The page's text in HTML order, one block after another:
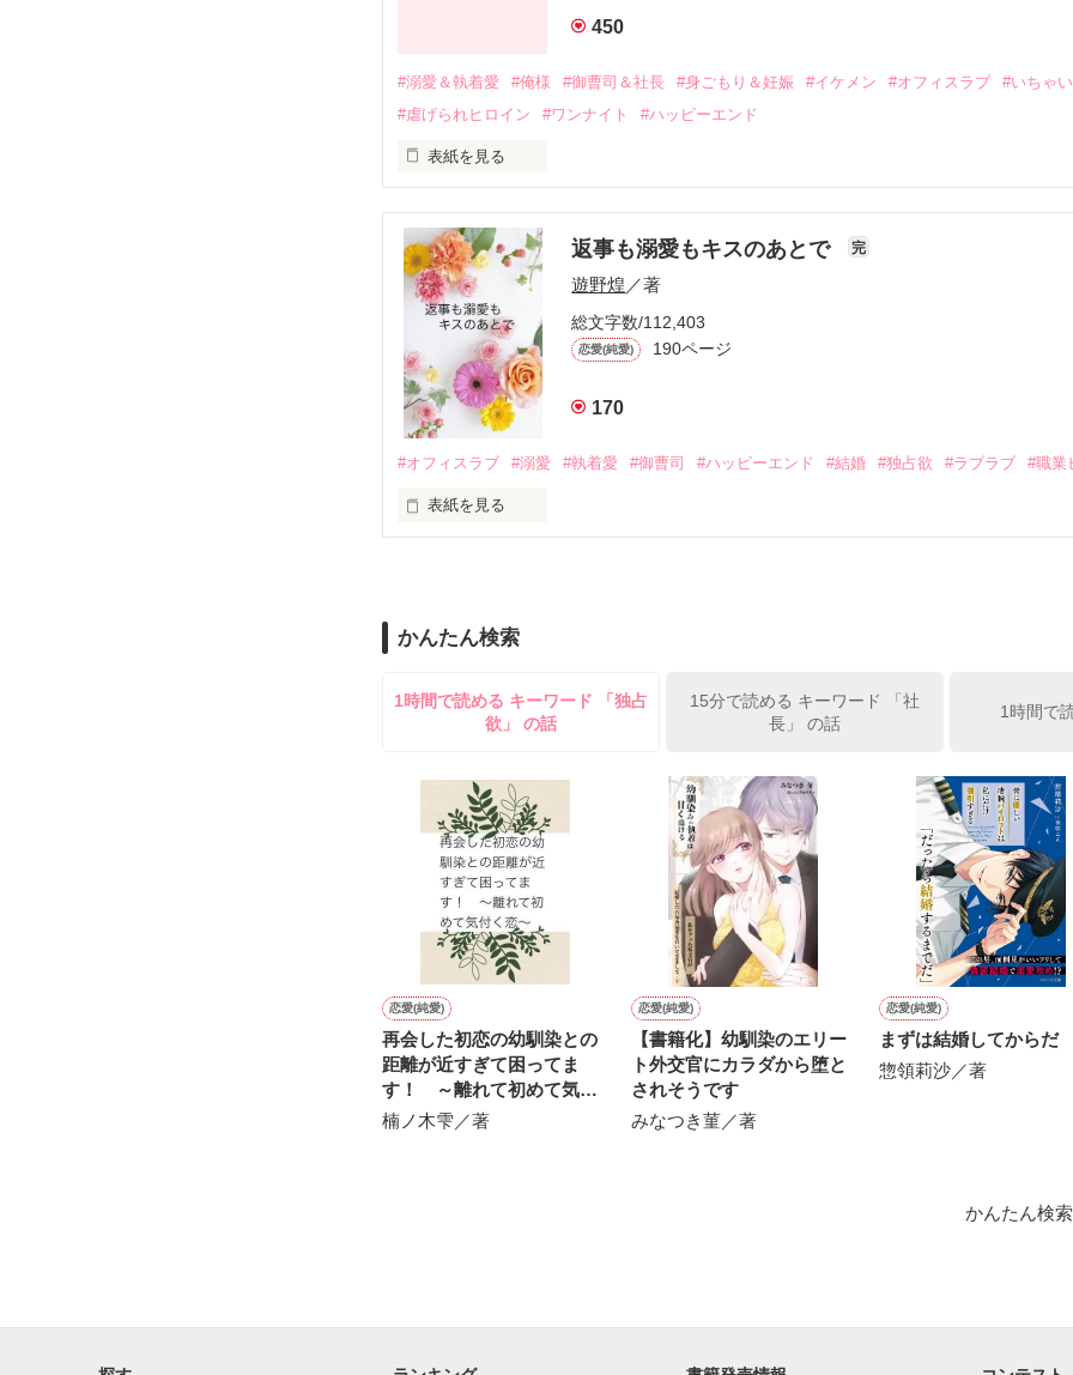
そして、ひょんなことから
酔った勢いで一夜を共にしてしまった。
さらに、美桜が初めてだと知った哲平は
『責任をとる、結婚しよう』と真っ直ぐに告げてきた。
甘やかしてくる。
そんなある日、哲平は美桜がストーカー被害に
遭っていることを知る。
美桜を守るため、哲平は同居を提案してきて――。
夏木美桜(なつきみお)
✕
鳴海哲平 (なるみてっぺい)
止まっていたはずの二人の時間が、再び動き出す。
作品を読む
450
#溺愛＆執着愛 #俺様 #御曹司＆社長 #身ごもり＆妊娠 #イケメン #オフィスラブ
#いちゃ
#虐げられヒロイン
#ワンナイト #ハッピーエンド
表紙を見る
ろ、日本人美青年と出会い、酒の勢いもあり一夜限りの関係となる。
帰国後、美桜は新しい職場でワンナイトした美青年と再会。なんと彼の正体は、とあ
も関わらず、一族を離れて起業した新進気鋭の実業家、社内でも冷徹だと評判な社長
人だったのだ――！
なぜか恭司から飼い猫の世話係を命じられた美桜は、猫の世話を口実にしばしば呼び
返事も溺愛もキスのあとで 完
遊野煌／著
総文字数/112,403
恋愛(純愛) 190ページ
170
#オフィスラブ #溺愛 #執着愛 #御曹司 #ハッピーエンド #結婚 #独占欲 #ラブラブ #職業
表紙を見る
雪瀬鷹哉（29）が『──俺と結婚してくれないか』といきなりプロポーズをしてきた上
鷹哉『宜しくな、俺の雛子』🦅
雛子『俺の……ひぃ、雛子？！！！』🐥
シゴデキで冷徹な上司が見せる素顔は、なぜか想像以上に甘くて……🐥💓🦅
※表紙も作中使用の画像も全てフリー素材です。
※執筆期間2026.6.3〜7.20完結です。
※他サイトさんにて恋愛トレンド1位でした〜良かったら読んで頂けると嬉しいです。
作品を読む
かんたん検索
1時間で読める キーワード 「独占
欲」 の話
15分で読める キーワード 「社
長」 の話
1時間で
恋愛(純愛)
再会した初恋の幼馴染との
距離が近すぎて困ってま
す！ ～離れて初めて気付
く恋～
楠ノ木雫／著
恋愛(純愛)
【書籍化】幼馴染のエリー
ト外交官にカラダから堕と
されそうです
みなつき菫／著
恋愛(純愛)
まずは結婚してからだ
惣領莉沙／著
かんたん検